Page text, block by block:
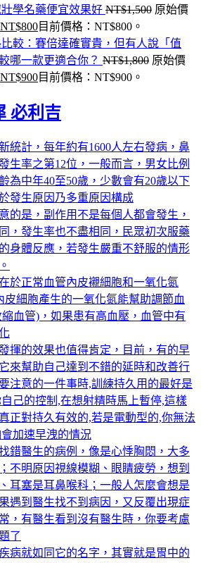
學名藥便宜效果好 NT$1,500 原始價
NT$800目前價格：NT$800。
較：賽倍達確實貴，但有人說「值
哪一款更適合你？ NT$1,800 原始價
NT$900目前價格：NT$900。
必利吉
統計，每年約有1600人左右發病，鼻
生率之第12位，一般而言，男女比例
為中年40至50歲，少數會有20歲以下
發生原因乃多重原因構成
的是，副作用不是每個人都會發生，
，發生率也不盡相同，民眾初次服藥
身體反應，若發生嚴重不舒服的情形
於正常血管內皮襯細胞和一氧化氮
皮細胞產生的一氧化氮能幫助調節血
血管)，如果患有高血壓，血管中有
揮的效果也值得肯定，目前，有的早
來幫助自己達到不錯的延時和改善行
注意的一件事時,訓練持久用的最好是
己的控制,在想射精時馬上暫停,這樣
正對持久有效的,若是電動型的,你無法
加速早洩的情況
錯醫生的病例，像是心悸胸悶，大多
不明原因視線模糊、眼睛疲勞，想到
耳塞是耳鼻喉科；一般人怎麼會想是
遇到醫生找不到病因，又反覆出現症
，有醫生看到沒有醫生時，你要考慮
了
病就如同它的名字，其實就是胃中的